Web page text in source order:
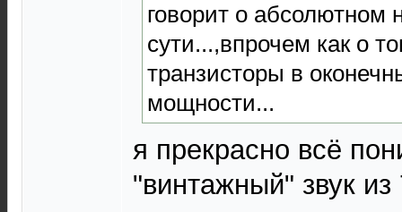
говорит о абсолютном
сути...,впрочем как о
транзисторы в
мощности...
я прекрасно всё
"винтажный" звук